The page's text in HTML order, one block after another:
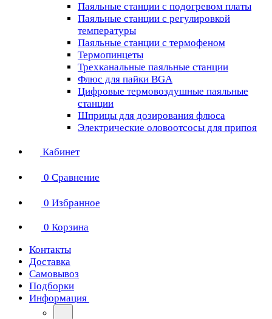
Паяльные станции с подогревом платы
Паяльные станции с регулировкой
температуры
Паяльные станции с термофеном
Термопинцеты
Трехканальные паяльные станции
Флюс для пайки BGA
Цифровые термовоздушные паяльные
станции
Шприцы для дозирования флюса
Электрические оловоотсосы для припоя
Кабинет
0 Сравнение
0 Избранное
0 Корзина
Контакты
Доставка
Самовывоз
Подборки
Информация